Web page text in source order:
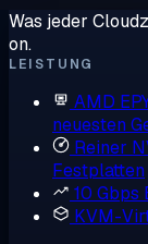
Was jeder
on.
LEISTUNG
AMD
neuesten
Reiner
Festplatten
10 Gbps
KVM-